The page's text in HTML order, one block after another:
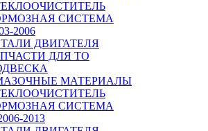
СИСТЕМА
2006
ДВИГАТЕЛЯ
ДЛЯ ТО
МАТЕРИАЛЫ
СИСТЕМА
2013